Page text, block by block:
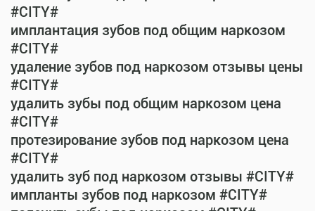
#CITY#
имплантация зубов под общим наркозом
#CITY#
удаление зубов под наркозом отзывы цены
#CITY#
удалить зубы под общим наркозом цена
#CITY#
протезирование зубов под наркозом цена
#CITY#
удалить зуб под наркозом отзывы #CITY#
импланты зубов под наркозом #CITY#